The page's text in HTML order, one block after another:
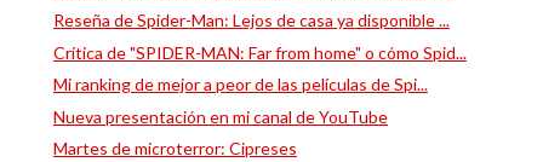
Reseña de Spider-Man: Lejos de casa ya disponible ...
Crítica de "SPIDER-MAN: Far from home" o cómo Spid...
Mi ranking de mejor a peor de las películas de Spi...
Nueva presentación en mi canal de YouTube
Martes de microterror: Cipreses